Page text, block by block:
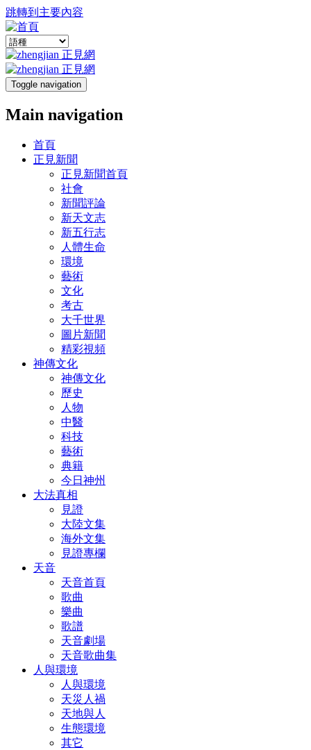
跳轉到主要內容
Toggle navigation
Main navigation
首頁
正見新聞
正見新聞首頁
社會
新聞評論
新天文志
新五行志
人體生命
環境
藝術
文化
考古
大千世界
圖片新聞
精彩視頻
神傳文化
神傳文化
歷史
人物
中醫
科技
藝術
典籍
今日神州
大法真相
見證
大陸文集
海外文集
見證專欄
天音
天音首頁
歌曲
樂曲
歌譜
天音劇場
天音歌曲集
人與環境
人與環境
天災人禍
天地與人
生態環境
其它